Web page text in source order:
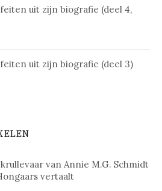
uit zijn biografie (deel 4,
uit zijn biografie (deel 3)
van Annie M.G. Schmidt
vertaalt